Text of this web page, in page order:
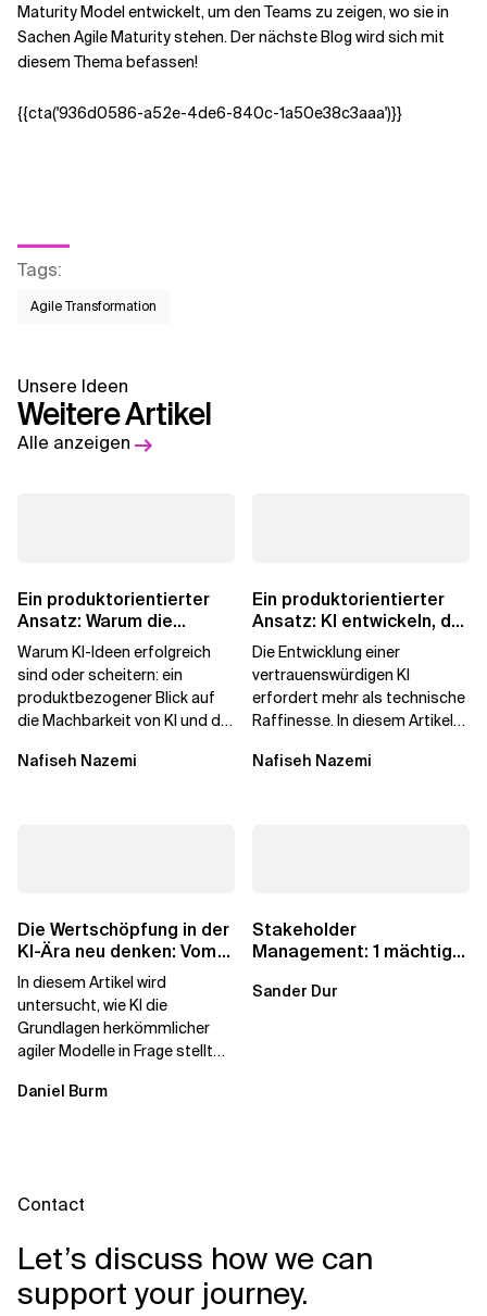
Maturity Model entwickelt, um den Teams zu zeigen, wo sie in
Sachen Agile Maturity stehen. Der nächste Blog wird sich mit
diesem Thema befassen!
{{cta('936d0586-a52e-4de6-840c-1a50e38c3aaa')}}
Tags:
Agile Transformation
Unsere Ideen
Weitere Artikel
Alle anzeigen
Ein produktorientierter
Ansatz: Warum die
Machbarkeit von KI
darüber...
Warum KI-Ideen erfolgreich
sind oder scheitern: ein
produktbezogener Blick auf
die Machbarkeit von KI und die
verarbeiten, und...
Nafiseh Nazemi
Ein produktorientierter
Ansatz: KI entwickeln, der
die Menschen vertrauen
Die Entwicklung einer
vertrauenswürdigen KI
erfordert mehr als technische
Raffinesse. In diesem Artikel
Begehrlichkeit von KI...
Nafiseh Nazemi
Die Wertschöpfung in der
KI-Ära neu denken: Vom
agilen Altbestand zu...
In diesem Artikel wird
untersucht, wie KI die
Grundlagen herkömmlicher
agiler Modelle in Frage stellt
Betriebsmodell...
Daniel Burm
Stakeholder
Management: 1 mächtige
Sander Dur
Contact
Let’s discuss how we can
support your journey.